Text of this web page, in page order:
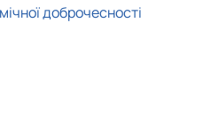
доброчесності